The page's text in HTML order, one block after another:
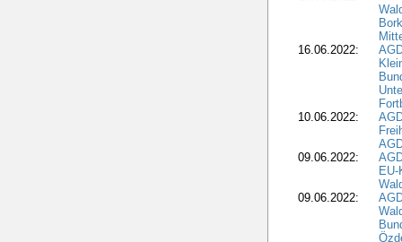
16.06.2022:
10.06.2022:
09.06.2022:
09.06.2022: